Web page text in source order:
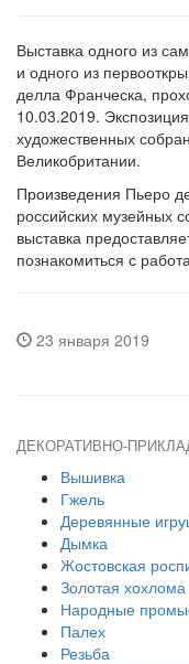
Выставка одного из
и одного из
делла Франческа,
10.03.2019.
художественных
Великобритании.
Произведения Пьеро
российских музейных
выставка
познакомиться с
23 января 2019
ДЕКОРАТИВНО-
Вышивка
Гжель
Деревянные
Дымка
Жостовская
Золотая хохлома
Народные
Палех
Резьба